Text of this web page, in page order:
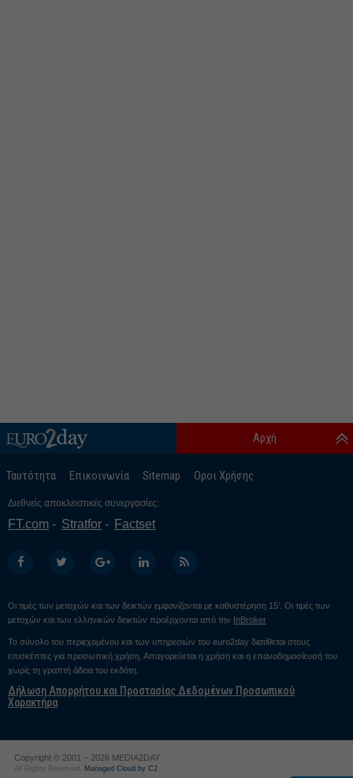
Ταυτότητα Επικοινωνία Sitemap Οροι Χρήσης
Αρχή
Διεθνείς αποκλειστικές συνεργασίες:
FT.com Stratfor Factset
Οι τιμές των μετοχών και των δεικτών εμφανίζονται με καθυστέρηση 15’. Οι τιμές των
μετοχών και των ελληνικών δεικτών προέρχονται από την InBroker
Το σύνολο του περιεχομένου και των υπηρεσιών του euro2day διατίθεται στους
επισκέπτες για προσωπική χρήση. Απαγορεύεται η χρήση και η επαναδημοσίευσή του
χωρίς τη γραπτή άδεια του εκδότη.
Δήλωση Απορρήτου και Προστασίας Δεδομένων Προσωπικού
Χαρακτήρα
Copyright © 2001 – 2026 MEDIA2DAY
All Rights Reserved. Managed Cloud by C2